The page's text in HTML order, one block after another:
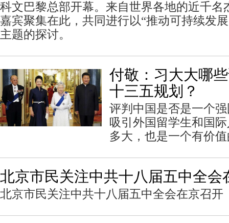
科文巴黎总部开幕。来自世界各地的近千名
嘉宾聚集在此，共同进行以“推动可持续发
主题的探讨。
付敬：习大大哪
十三五规划？
评判中国是否是一个
吸引外国留学生和国
多大，也是一个有价
北京市民关注中共十八届五中全会
北京市民关注中共十八届五中全会在京召开